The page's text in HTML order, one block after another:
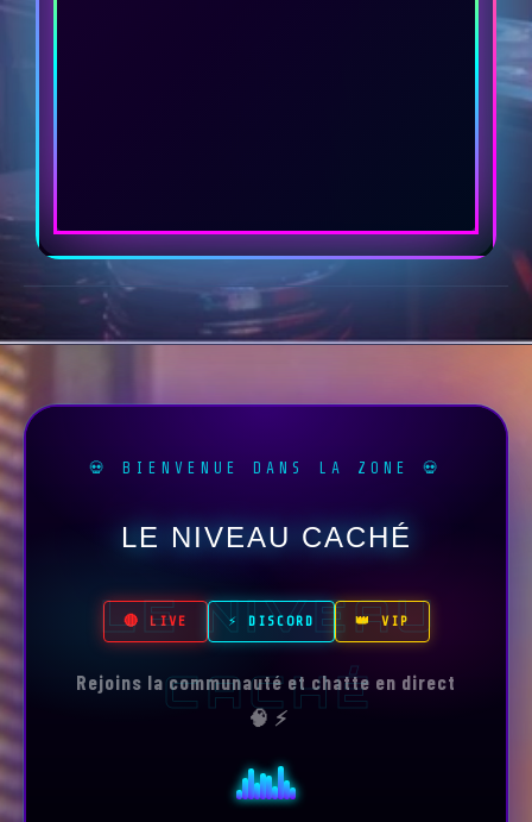
💀 BIENVENUE DANS LA ZONE 💀
LE NIVEAU CACHÉ
LE NIVEAU
CACHÉ
🔴 LIVE ⚡ DISCORD 👑 VIP
Rejoins la communauté et chatte en direct
🧠 ⚡